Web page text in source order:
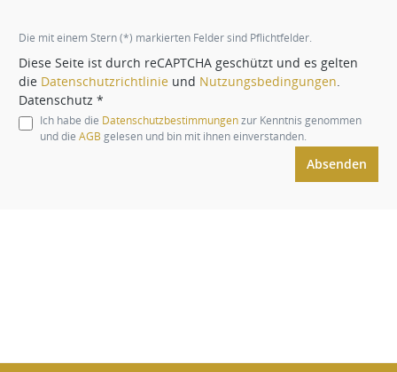
Die mit einem Stern (*) markierten Felder sind Pflichtfelder.
Diese Seite ist durch reCAPTCHA geschützt und es gelten
die Datenschutzrichtlinie und Nutzungsbedingungen
Datenschutz *
Ich habe die Datenschutzbestimmungenzur Kenntnis genommen
und die AGB gelesen und bin mit ihnen einverstanden.
Absenden